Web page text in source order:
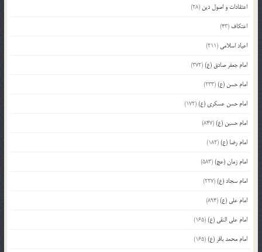
اعتقادات و اصول دین (28)
اعتکاف (43)
اعیاد اسلامی (211)
امام جعفر صادق (ع)(372)
امام حسن (ع)(233)
امام حسن عسکری (ع)(172)
امام حسین (ع)(847)
امام رضا (ع)(182)
امام زمان (عج)(583)
امام سجاد (ع)(227)
امام علی (ع)(894)
امام علی النقی (ع)(165)
امام محمد باقر (ع)(165)